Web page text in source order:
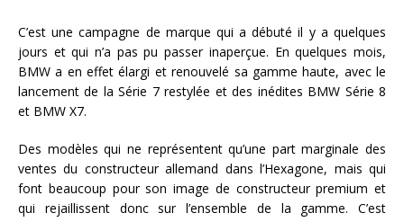
C’est une campagne de marque qui a débuté il y a quelques
jours et qui n’a pas pu passer inaperçue. En quelques mois,
BMW a en effet élargi et renouvelé sa gamme haute, avec le
lancement de la Série 7 restylée et des inédites BMW Série 8
et BMW X7.
Des modèles qui ne représentent qu’une part marginale des
ventes du constructeur allemand dans l’Hexagone, mais qui
font beaucoup pour son image de constructeur premium et
qui rejaillissent donc sur l’ensemble de la gamme. C’est